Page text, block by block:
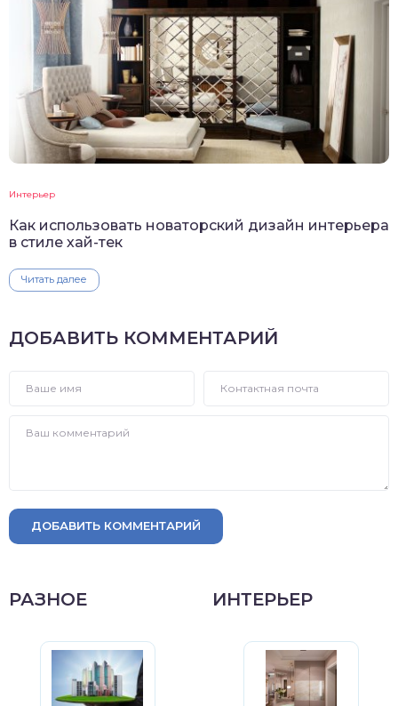
Интерьер
Как использовать новаторский дизайн интерьера
в стиле хай-тек
Читать далее
ДОБАВИТЬ КОММЕНТАРИЙ
ДОБАВИТЬ КОММЕНТАРИЙ
РАЗНОЕ ИНТЕРЬЕР